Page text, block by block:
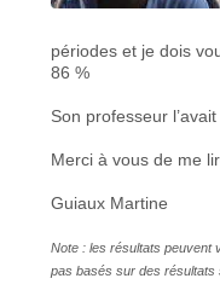
périodes et je dois
86 %
Son professeur
Merci à vous de me
Guiaux Martine
Note : les résultats peuvent
pas basés sur des résultats